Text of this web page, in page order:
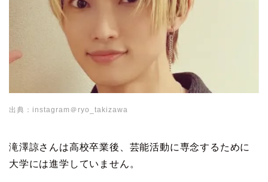
出典：instagram＠ryo_takizawa
滝澤諒さんは高校卒業後、芸能活動に専念するために
大学には進学していません。